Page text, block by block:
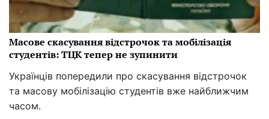
Масове скасування відстрочок та мобілізація
студентів: ТЦК тепер не зупинити
Українців попередили про скасування відстрочок
та масову мобілізацію студентів вже найближчим
часом.